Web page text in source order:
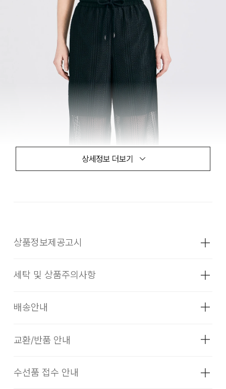
상세정보 더보기
상품정보제공고시
소재
치수
상품상세설명참조
세탁 및 상품주의사항
드라이클리닝을 할 수 없다. (프린트,jersey T셔츠류,나일론
배송안내
배송기간(물류센터)
본 상품은 오프라인 매장과 동시에 판매하는 상품이므로, 주문
접수 및 상품 준비 도중 판매가 증가하여 발송지연 또는 품절 될
교환/반품 안내
·교환 및 반품은 상품수령 후 7일 이내에 요청 하셔야 하며, 수
수선품 접수 안내